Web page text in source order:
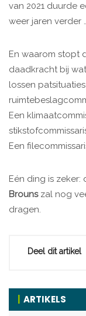
van 2021 duurde
weer jaren verder
En waarom stopt
daadkracht bij
lossen
Een
Een
Eén ding is zeker:
Brounszal nog
dragen.
Deel dit artikel
ARTIKELS